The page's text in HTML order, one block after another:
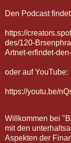
Den Podcast
https://
des/120-
Artnet-erfindet-
oder auf YouTube:
https://youtu.be/
Willkommen bei
mit den
Aspekten der